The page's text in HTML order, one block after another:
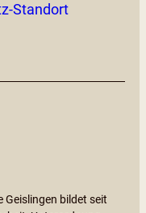
Standort
Geislingen bildet seit